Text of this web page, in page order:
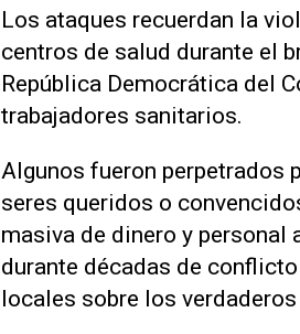
Los ataques recuerdan la
centros de salud durante el
República Democrática del
trabajadores ⁠sanitarios.
Algunos fueron perpetrados
seres queridos o
masiva de dinero ⁠y personal
durante décadas ​de
locales sobre ‌los